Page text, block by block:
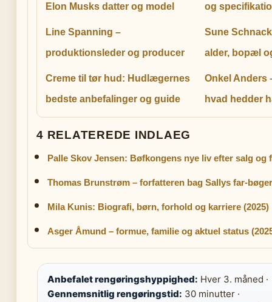
Elon Musks datter og model
og
Line Spanning –
produktionsleder og producer
Sune
alder, bopæl
Creme til tør hud: Hudlægernes
bedste anbefalinger og guide
Onkel Anders
hvad hedder
4 RELATEREDE INDLAEG
Palle Skov Jensen: Bøfkongens nye liv efter salg og
Thomas Brunstrøm – forfatteren bag Sallys far-
Mila Kunis: Biografi, børn, forhold og karriere (2025)
Asger Åmund – formue, familie og aktuel status
Anbefalet rengøringshyppighed: Hver 3. måned ·
Gennemsnitlig rengøringstid: 30 minutter ·